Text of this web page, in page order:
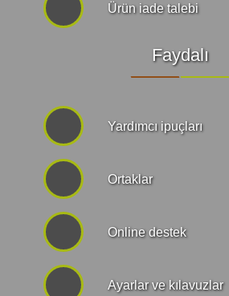
Ürün iade talebi
Faydalı
Yardımcı ipuçları
Ortaklar
Online destek
Ayarlar ve kılavuzlar